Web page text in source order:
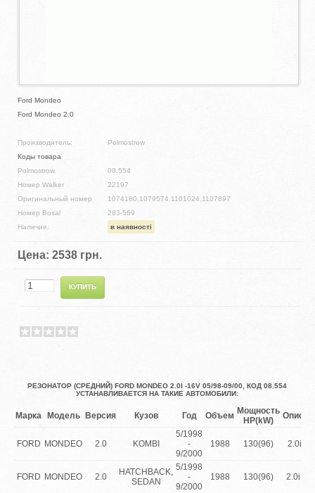
Ford Mondeo
Ford Mondeo 2.0
Производитель:
Polmostrow
Коды товара
Polmostrow
08.554
Номер Walker
22197
Оригинальный номер
1074180,1079574,1101024,1107897
Номер Bosal
283-569
Наличие:
в наявності
Цена:2538 грн.
РЕЗОНАТОР (СРЕДНИЙ) FORD MONDEO 2.0I -16V 05/98-09/00, КОД 08.554
УСТАНАВЛИВАЕТСЯ НА ТАКИЕ АВТОМОБИЛИ:
Марка Модель Версия Кузов Год Объем Мощность
HP(kW)
FORD MONDEO 2.0 KOMBI
5/1998
-
9/2000
1988 130(96) 2.0i
FORD MONDEO 2.0
HATCHBACK,
SEDAN
5/1998
-
9/2000
1988 130(96) 2.0i -